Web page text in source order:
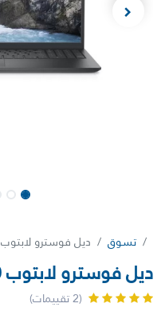
تسوق ديل فوسترو لابتوب 3520
ديل فوسترو لابتوب 3520
(2 تقييمات)